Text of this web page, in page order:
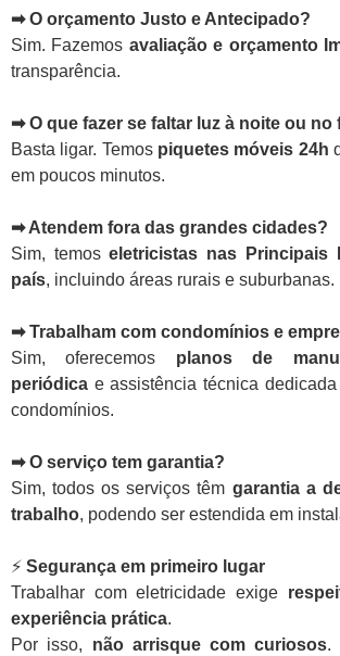
➡ O orçamento Justo e Antecipado?
Sim. Fazemos avaliação e orçamento
transparência.
➡ O que fazer se faltar luz à noite ou no
Basta ligar. Temos piquetes móveis 24h
em poucos minutos.
➡ Atendem fora das grandes cidades?
Sim, temoseletricistas nas
país, incluindo áreas rurais e suburbanas.
➡ Trabalham com condomínios e
Sim, oferecemos planos de
periódica e assistência técnica
condomínios.
➡ O serviço tem garantia?
Sim, todos os serviços têm garantia a
trabalho, podendo ser estendida em
⚡ Segurança em primeiro lugar
Trabalhar com eletricidade exige
experiência prática.
Por isso, não arrisque com curiosos.